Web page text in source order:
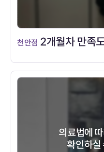
천안점 2개월차 만족
의료법에
확인하실